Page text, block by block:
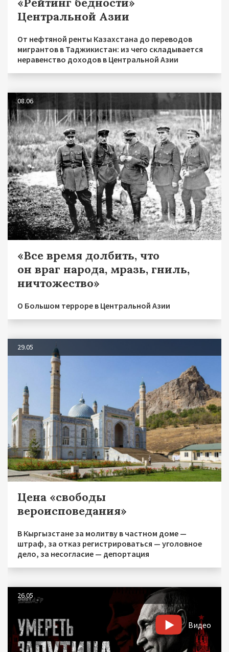
Центральной Азии
От нефтяной ренты Казахстана до переводов
мигрантов в Таджикистан: из чего складывается
неравенство доходов в Центральной Азии
08.06
«Все время долбить, что
он враг народа, мразь, гниль,
ничтожество»
О Большом терроре в Центральной Азии
29.05
Цена «свободы
вероисповедания»
В Кыргызстане за молитву в частном доме —
штраф, за отказ регистрироваться — уголовное
дело, за несогласие — депортация
26.05
Видео